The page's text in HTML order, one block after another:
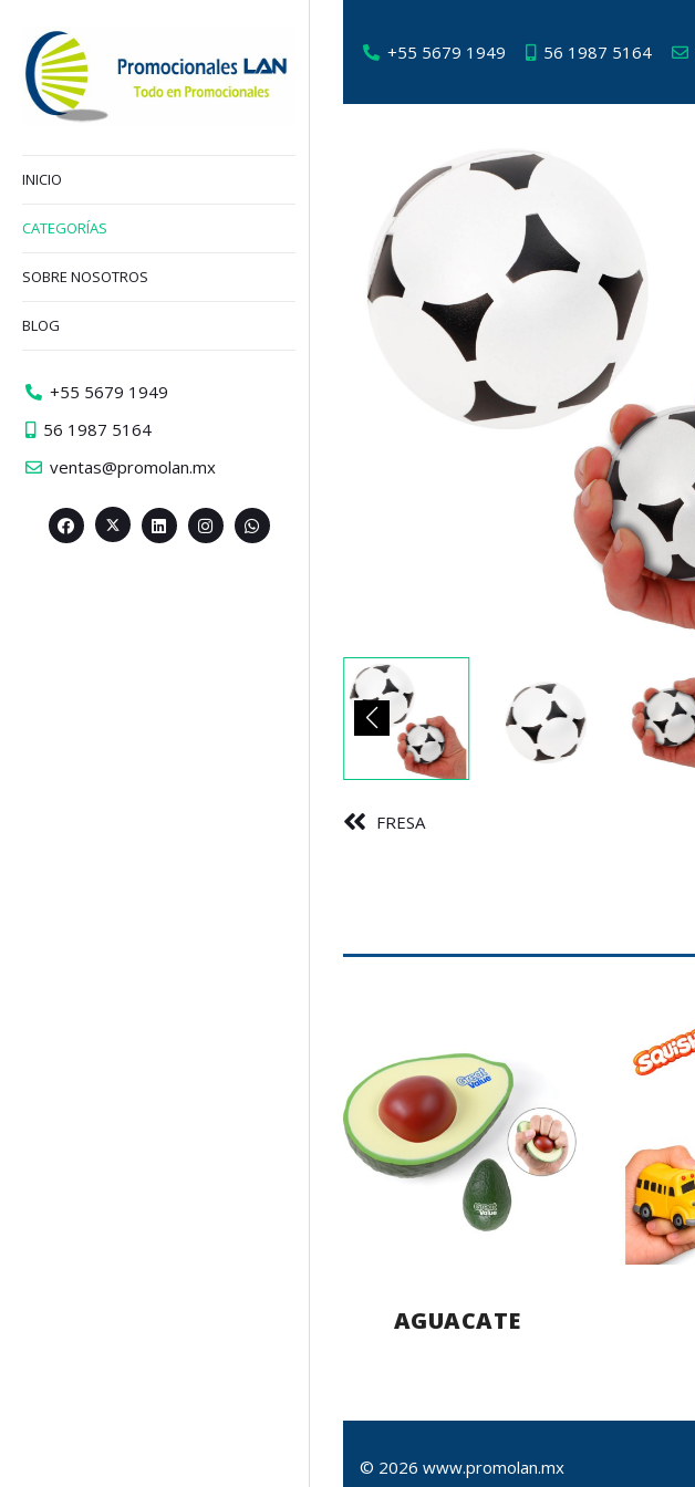
+55 5679 1949 56 1987 5164
FRESA
AGUACATE
© 2026 www.promolan.mx
INICIO
CATEGORÍAS
SOBRE NOSOTROS
BLOG
+55 5679 1949
56 1987 5164
ventas@promolan.mx